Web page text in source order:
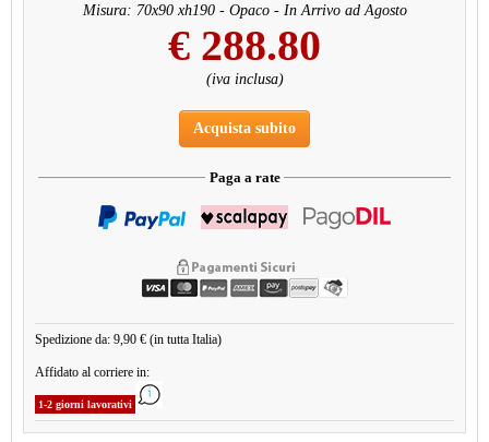
Misura: 70x90 xh190 - Opaco - In Arrivo ad Agosto
€ 288.80
(iva inclusa)
Acquista subito
Paga a rate
Spedizione da: 9,90 € (in tutta Italia)
Affidato al corriere in:
1-2 giorni lavorativi